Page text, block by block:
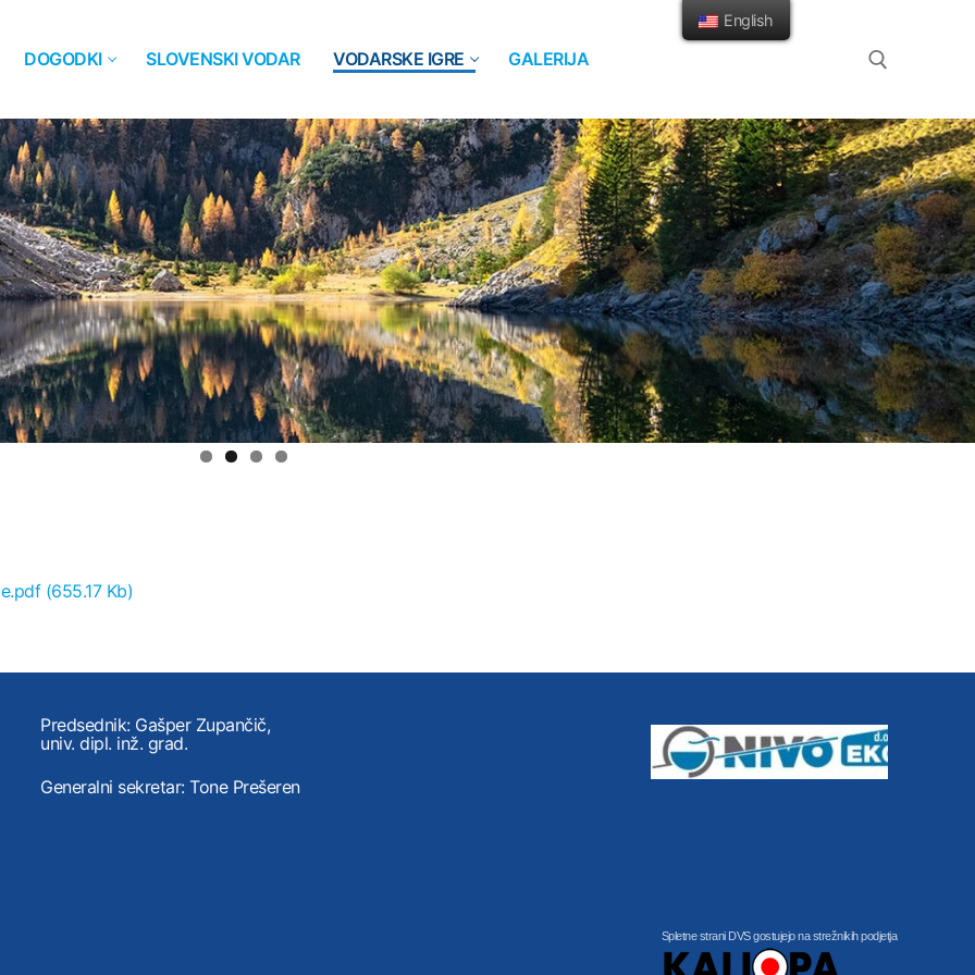
DOGODKI SLOVENSKI VODAR VODARSKE IGRE GALERIJA
Search for:
(655.17 Kb)
Predsednik: Gašper Zupančič,
univ. dipl. inž. grad.
Generalni sekretar: Tone Prešeren
Spletne strani DVS gostujejo na strežnikih podjetja
English